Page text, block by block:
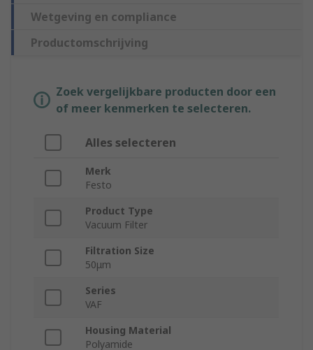
Wetgeving en compliance
Productomschrijving
Zoek vergelijkbare producten door een
of meer kenmerken te selecteren.
Alles selecteren
Merk
Festo
Product Type
Vacuum Filter
Filtration Size
50μm
Series
VAF
Housing Material
Polyamide